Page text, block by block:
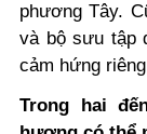
phương Tây.
và bộ sưu tập
cảm hứng
Trong hai